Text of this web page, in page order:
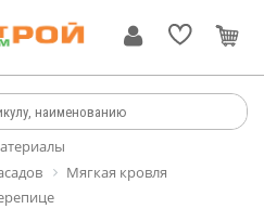
Мягкая кровля